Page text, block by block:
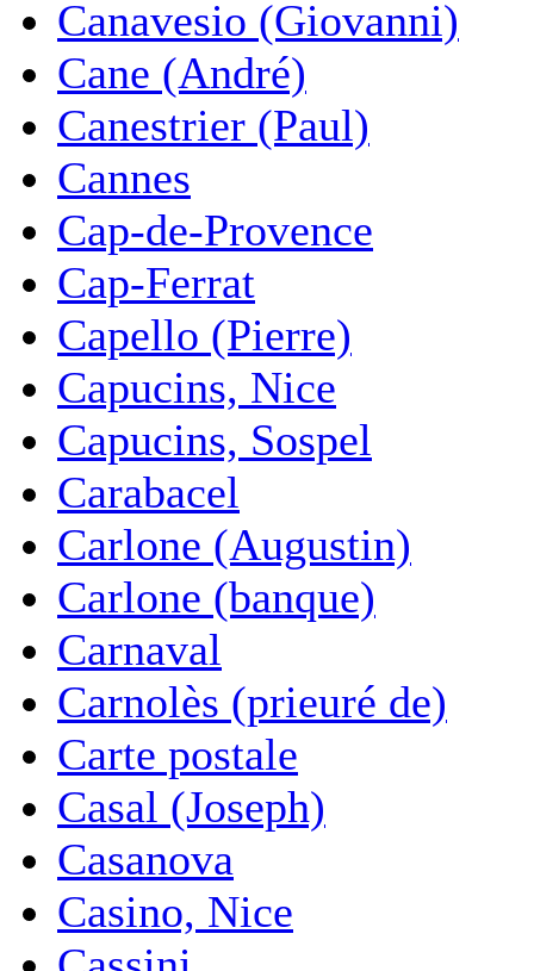
Canavesio (Giovanni)
Cane (André)
Canestrier (Paul)
Cannes
Cap-de-Provence
Cap-Ferrat
Capello (Pierre)
Capucins, Nice
Capucins, Sospel
Carabacel
Carlone (Augustin)
Carlone (banque)
Carnaval
Carnolès (prieuré de)
Carte postale
Casal (Joseph)
Casanova
Casino, Nice